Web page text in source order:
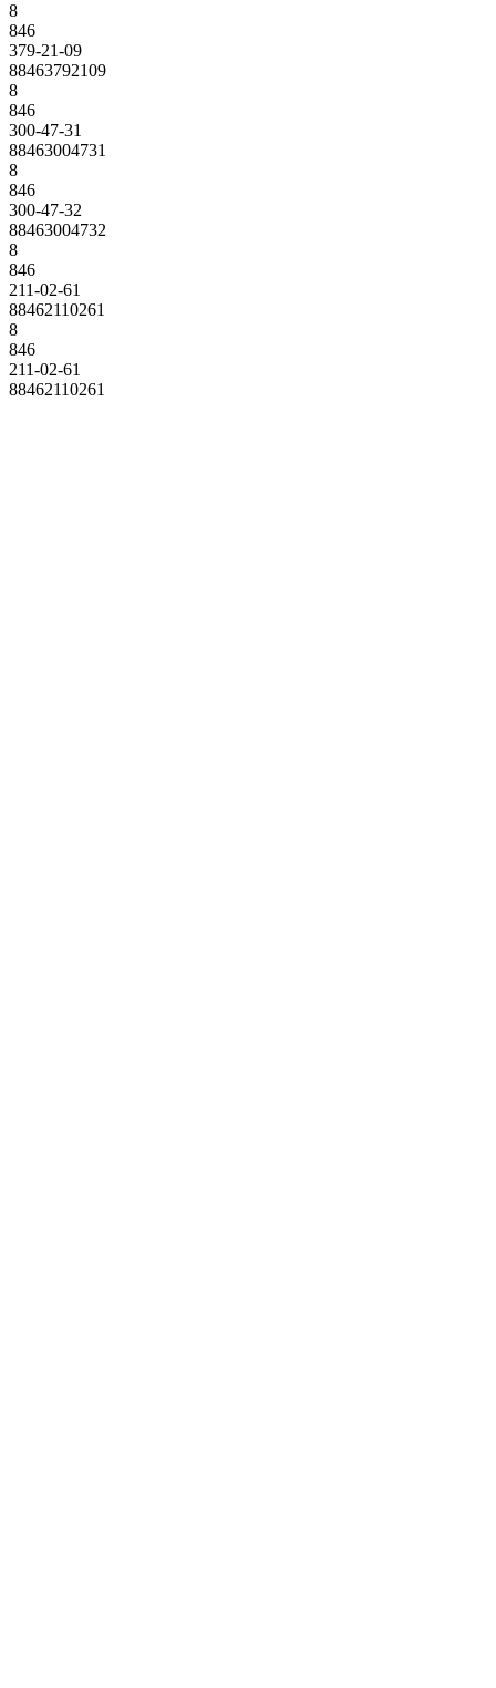
8
846
379-21-09
88463792109
8
846
300-47-31
88463004731
8
846
300-47-32
88463004732
8
846
211-02-61
88462110261
8
846
211-02-61
88462110261